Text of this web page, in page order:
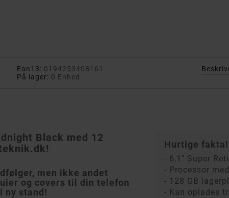
Ean13: 0194253408161
På lager: 0 Enhed
Black med 12
men ikke andet
og covers til din telefon
ny stand!
Hurtige fakta!
- 6,1" Super
- Processor
- 128 GB
- Kan oplades